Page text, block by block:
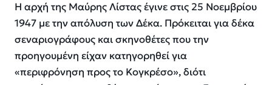
Η αρχή της Μαύρης Λίστας έγινε στις 25 Νοεμβρίου
1947 με την απόλυση των Δέκα. Πρόκειται για δέκα
σεναριογράφους και σκηνοθέτες που την
προηγουμένη είχαν κατηγορηθεί για
«περιφρόνηση προς το Κογκρέσο», διότι